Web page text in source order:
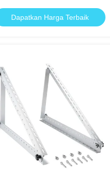
Lipat Kaki Miring
Dapatkan Harga Terbaik